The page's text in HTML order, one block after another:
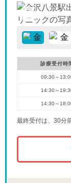
診療受付時
09:30～
14:30～
14:30～
最終受付は、30分